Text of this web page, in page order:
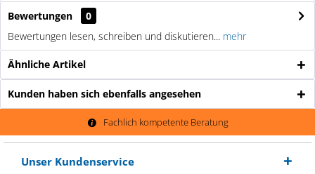
Bewertungen
0
Bewertungen lesen, schreiben und diskutieren... mehr
Ähnliche Artikel
Kunden haben sich ebenfalls angesehen
Fachlich kompetente Beratung
Unser Kundenservice